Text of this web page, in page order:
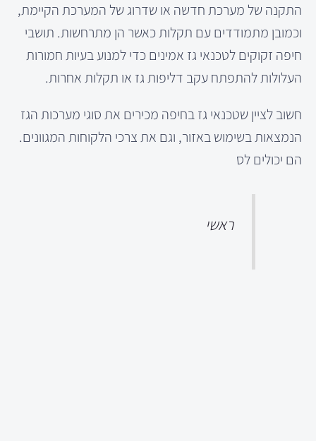
התקנה של מערכת חדשה או שדרוג של המערכת הקיימת,
וכמובן מתמודדים עם תקלות כאשר הן מתרחשות. תושבי
חיפה זקוקים לטכנאי גז אמינים כדי למנוע בעיות חמורות
העלולות להתפתח עקב דליפות גז או תקלות אחרות.
חשוב לציין שטכנאי גז בחיפה מכירים את סוגי מערכות הגז
הנמצאות בשימוש באזור, וגם את צרכי הלקוחות המגוונים.
הם יכולים לס
ראשי